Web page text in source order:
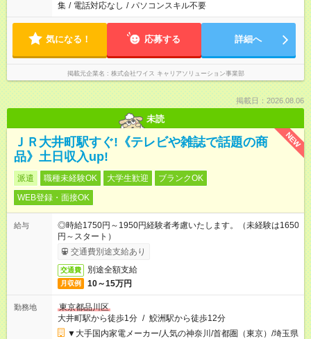
集 / 電話対応なし / パソコンスキル不要
気になる！ 応募する 詳細へ
掲載元企業名 株式会社ワイス キャリアソリューション事業部
掲載日：2026.08.06
未読
NEW
ＪＲ大井町駅すぐ!《テレビや雑誌で話題の商
品》土日収入up!
派遣 職種未経験OK 大学生歓迎
ブランクOK
WEB登録・面接OK
給与
◎時給1750円～1950円経験者考慮いたします。（未経験は1650
円～スタート）
交通費別途支給あり
交通費 別途全額支給
月収例 10～15万円
勤務地
東京都品川区
大井町駅から徒歩1分 / 鮫洲駅から徒歩12分
▼大手国内家電メーカー/人気の神奈川/首都圏（東京）/埼玉県